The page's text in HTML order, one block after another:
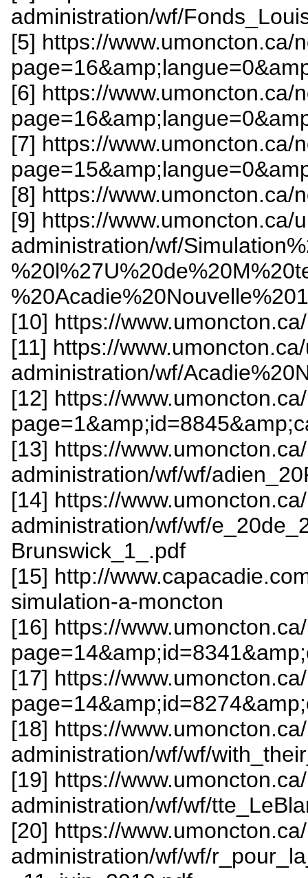
administration/wf/
[5] https://www.umoncton.ca/
[6] https://www.umoncton.ca/
[7] https://www.umoncton.ca/
[8] https://www.umoncton.ca/
[9] https://www.umoncton.ca/
administration/wf/
[10] https://
[11] https://
administration/wf/
[12] https://
[13] https://
administration/wf/wf/
[14] https://
administration/wf/wf/
Brunswick_1_.pdf
[15] http://
simulation-a-moncton
[16] https://
[17] https://
[18] https://
administration/wf/wf/
[19] https://
administration/wf/wf/
[20] https://
administration/wf/wf/